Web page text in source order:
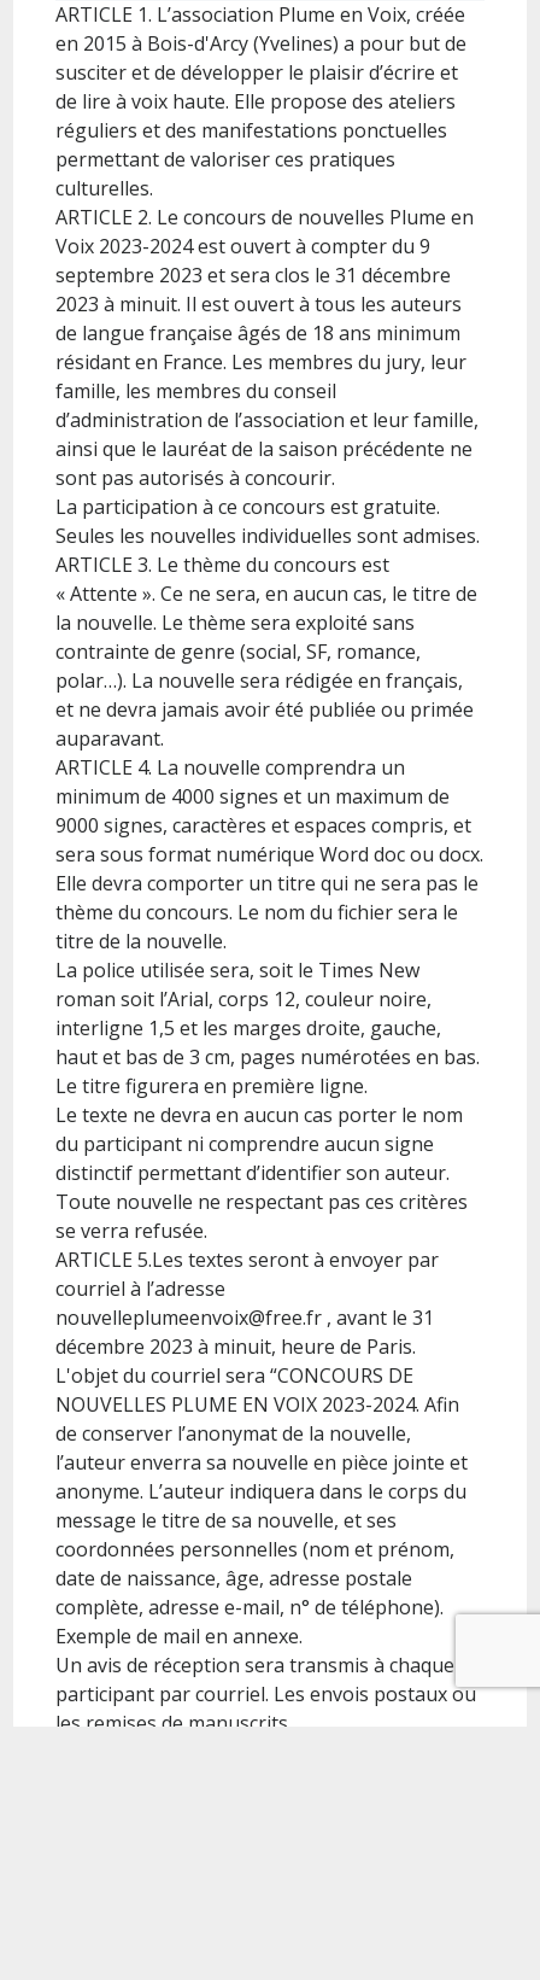
ARTICLE 1. L’association Plume en Voix, créée
en 2015 à Bois-d'Arcy (Yvelines) a pour but de
susciter et de développer le plaisir d’écrire et
de lire à voix haute. Elle propose des ateliers
réguliers et des manifestations ponctuelles
permettant de valoriser ces pratiques
culturelles.
ARTICLE 2. Le concours de nouvelles Plume en
Voix 2023-2024 est ouvert à compter du 9
septembre 2023 et sera clos le 31 décembre
2023 à minuit. Il est ouvert à tous les auteurs
de langue française âgés de 18 ans minimum
résidant en France. Les membres du jury, leur
famille, les membres du conseil
d’administration de l’association et leur famille,
ainsi que le lauréat de la saison précédente ne
sont pas autorisés à concourir.
La participation à ce concours est gratuite.
Seules les nouvelles individuelles sont admises.
ARTICLE 3. Le thème du concours est
« Attente ». Ce ne sera, en aucun cas, le titre de
la nouvelle. Le thème sera exploité sans
contrainte de genre (social, SF, romance,
polar…). La nouvelle sera rédigée en français,
et ne devra jamais avoir été publiée ou primée
auparavant.
ARTICLE 4. La nouvelle comprendra un
minimum de 4000 signes et un maximum de
9000 signes, caractères et espaces compris, et
sera sous format numérique Word doc ou docx.
Elle devra comporter un titre qui ne sera pas le
thème du concours. Le nom du fichier sera le
titre de la nouvelle.
La police utilisée sera, soit le Times New
roman soit l’Arial, corps 12, couleur noire,
interligne 1,5 et les marges droite, gauche,
haut et bas de 3 cm, pages numérotées en bas.
Le titre figurera en première ligne.
Le texte ne devra en aucun cas porter le nom
du participant ni comprendre aucun signe
distinctif permettant d’identifier son auteur.
Toute nouvelle ne respectant pas ces critères
se verra refusée.
ARTICLE 5.Les textes seront à envoyer par
courriel à l’adresse
nouvelleplumeenvoix@free.fr , avant le 31
décembre 2023 à minuit, heure de Paris.
L'objet du courriel sera “CONCOURS DE
NOUVELLES PLUME EN VOIX 2023-2024. Afin
de conserver l’anonymat de la nouvelle,
l’auteur enverra sa nouvelle en pièce jointe et
anonyme. L’auteur indiquera dans le corps du
message le titre de sa nouvelle, et ses
coordonnées personnelles (nom et prénom,
date de naissance, âge, adresse postale
complète, adresse e-mail, n° de téléphone).
Exemple de mail en annexe.
Un avis de réception sera transmis à chaque
participant par courriel. Les envois postaux ou
les remises de manuscrits